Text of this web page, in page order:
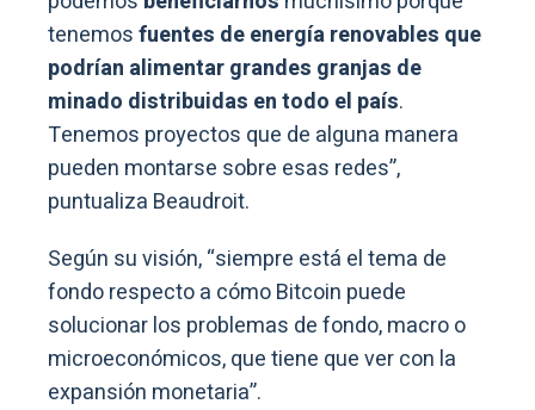
tenemosfuentes deenergía renovables que
podrían alimentar grandes granjas de
minado distribuidas en todo el país.
Tenemos proyectos que de alguna manera
pueden montarse sobre esas redes”,
puntualiza Beaudroit.
Según su visión, “siempre está el tema de
fondo respecto a cómo Bitcoin puede
solucionar los problemas de fondo, macro o
microeconómicos, que tiene que ver con la
expansión monetaria”.